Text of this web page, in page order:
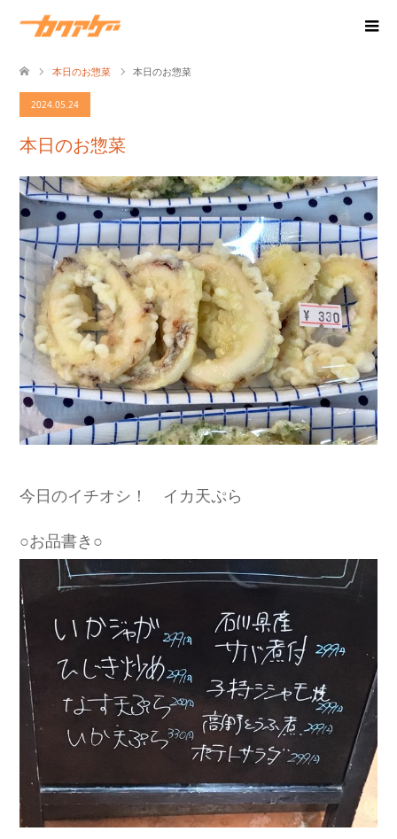
本日のお惣菜 本日のお惣菜
2024.05.24
本日のお惣菜
今日のイチオシ！ イカ天ぷら
○お品書き○